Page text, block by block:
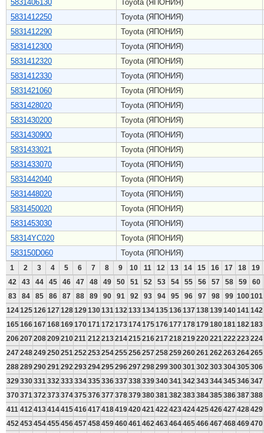
5831406130
Toyota (ЯПОНИЯ)
5831412250
Toyota (ЯПОНИЯ)
5831412290
Toyota (ЯПОНИЯ)
5831412300
Toyota (ЯПОНИЯ)
5831412320
Toyota (ЯПОНИЯ)
5831412330
Toyota (ЯПОНИЯ)
5831421060
Toyota (ЯПОНИЯ)
5831428020
Toyota (ЯПОНИЯ)
5831430200
Toyota (ЯПОНИЯ)
5831430900
Toyota (ЯПОНИЯ)
5831433021
Toyota (ЯПОНИЯ)
5831433070
Toyota (ЯПОНИЯ)
5831442040
Toyota (ЯПОНИЯ)
5831448020
Toyota (ЯПОНИЯ)
5831450020
Toyota (ЯПОНИЯ)
5831453030
Toyota (ЯПОНИЯ)
58314YC020
Toyota (ЯПОНИЯ)
583150D060
Toyota (ЯПОНИЯ)
1 2 3 4 5 6 7 8 9 10 11 12 13 14 15 16 17 18
19
42
43 44 45 46 47 48 49 50 51 52 53 54 55 56 57 58 59
60
83
84 85 86 87 88 89 90 91 92 93 94 95 96 97 98 99 100101
124125126127128129130131 132 133134135136137138139140141 142
165166167168169170171 172 173174175176177178179180181 182 183
206207208209210211 212 213214215216217218219220221 222 223224
247248249250251 252 253254255256257258259260261 262 263264265
288289290291 292 293294295296297298299300301 302 303304305306
329330331 332 333334335336337338339340341 342 343344345346347
370371 372 373374375376377378379380381 382 383384385386387388
411 412 413414415416417418419420421 422 423424425426427428429
452 453454455456457458459460461 462 463464465466467468469470